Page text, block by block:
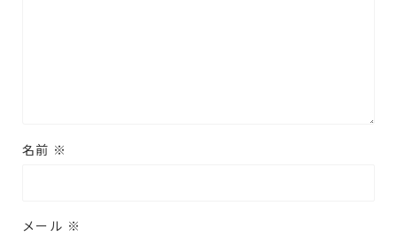
名前 ※
メール ※